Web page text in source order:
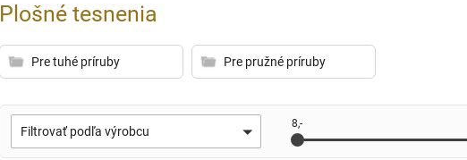
Plošné tesnenia
Pre tuhé príruby Pre pružné príruby
Filtrovať podľa výrobcu
8,-